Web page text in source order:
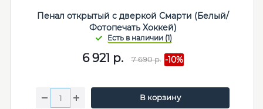
Пенал открытый с дверкой Смарти (Белый/
Фотопечать Хоккей)
6 921 р. 7 690р. -10%
В корзину